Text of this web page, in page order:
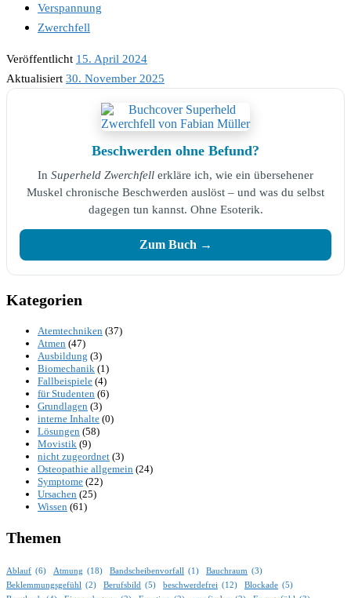
Verspannung
Zwerchfell
Veröffentlicht 15. April 2024
Aktualisiert 30. November 2025
Beschwerden ohne Befund?
In Superheld Zwerchfell erkläre ich, wie ein übersehener
Muskel chronische Beschwerden auslöst – und was du selbst
dagegen tun kannst. Ohne Esoterik.
Zum Buch →
Kategorien
Atemtechniken (37)
Atmen (47)
Ausbildung (3)
Biomechanik (1)
Fallbeispiele (4)
für Studenten (6)
Grundlagen (3)
interne Inhalte (0)
Lösungen (58)
Movistik (9)
nicht zugeordnet (3)
Osteopathie allgemein (24)
Symptome (22)
Ursachen (25)
Wissen (61)
Themen
Ablauf (6) Atmung (18) Bandscheibenvorfall (1) Bauchraum (3)
Beklemmungsgefühl
(2) Berufsbild (5) beschwerdefrei (12) Blockade (5)